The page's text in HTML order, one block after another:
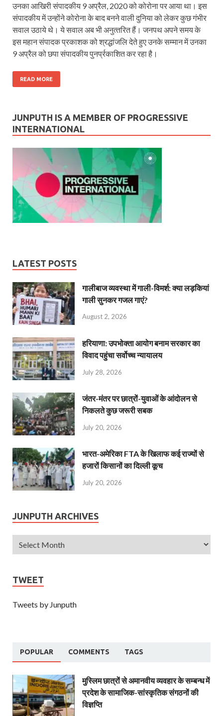
उनका आखिरी संपादकीय 9 अप्रैल, 2020 को कोरोना पर आया था। इस
संपादकीय में उन्‍होंने कोरोना के बाद बनने वाली दुनिया को लेकर कुछ गंभीर
सवाल उठाये थे। ये सवाल अब भी अनुत्‍तरित हैं। जनपथ अपने समय के
इस महान संपादक प्रकाशक को श्रद्धांजलि देते हुए उनके सम्‍मान में उनका
9 अप्रैल को छपा संपादकीय पुनर्प्रकाशित कर रहा है।
READ MORE
JUNPUTH IS A MEMBER OF PROGRESSIVE
INTERNATIONAL
LATEST POSTS
गालीबाज व्‍यवस्‍था में गाली-विमर्श: क्या लड़कियां
गाली सुनकर गजल गाएं?
August 2, 2026
हरियाणा: उपभोक्ता आयोग बनाम सरकार का
विवाद पहुंचा सर्वोच्च न्यायालय
July 28, 2026
जंतर-मंतर पर छात्रों-युवाओं के आंदोलन से
निकलते कुछ जरूरी सबक
July 20, 2026
भारत-अमेरिका FTA के खिलाफ कई राज्यों से
हजारों किसानों का दिल्ली कूच
July 20, 2026
JUNPUTH ARCHIVES
TWEET
Tweets by Junputh
POPULAR COMMENTS TAGS
मुस्लिम छात्रों से अमानवीय व्यवहार के सम्बन्ध में
प्रदेश के सामाजिक-सांस्कृतिक संगठनों की
विज्ञप्ति